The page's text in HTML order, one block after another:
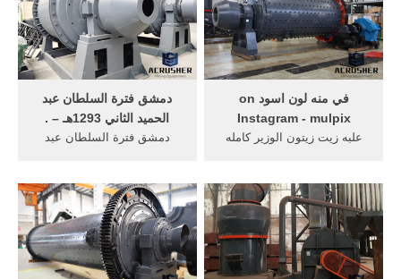
دمشق فترة السلطان عبد
الحميد الثاني 1293هـ – .
دمشق فترة السلطان عبد
تأليف. الدكتورة ماري دكران
سركو
في منه لون اسود on
Instagram - mulpix
علبه زيت زيتون الوزير كامله
ماكينه+شاصي ...